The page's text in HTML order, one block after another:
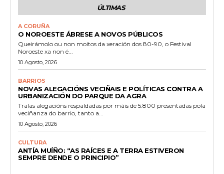
ÚLTIMAS
A CORUÑA
O NOROESTE ÁBRESE A NOVOS PÚBLICOS
Queirámolo ou non moitos da xeración dos 80-90, o Festival
Noroeste xa non é...
10 Agosto, 2026
BARRIOS
NOVAS ALEGACIÓNS VECIÑAIS E POLÍTICAS CONTRA A
URBANIZACIÓN DO PARQUE DA AGRA
Tralas alegacións respaldadas por máis de 5.800 presentadas pola
veciñanza do barrio, tanto a...
10 Agosto, 2026
CULTURA
ANTÍA MUÍÑO: “AS RAÍCES E A TERRA ESTIVERON
SEMPRE DENDE O PRINCIPIO”